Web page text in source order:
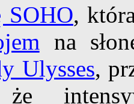
SOHO,
na
Ulysses,